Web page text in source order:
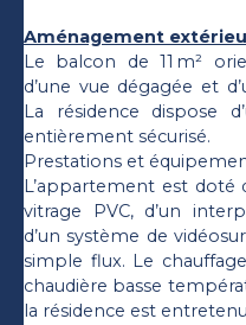
Aménagement
Le balcon de 11 m²
d’une vue dégagée et
La résidence dispose
entièrement sécurisé.
Prestations et
L’appartement est
vitrage PVC, d’un
d’un système de
simple flux. Le
chaudière basse
la résidence est